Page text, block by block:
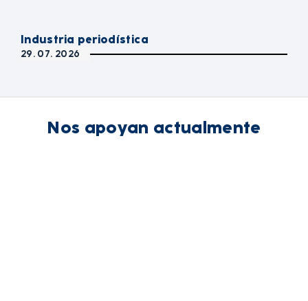
Industria periodística
29. 07. 2026
Nos apoyan actualmente